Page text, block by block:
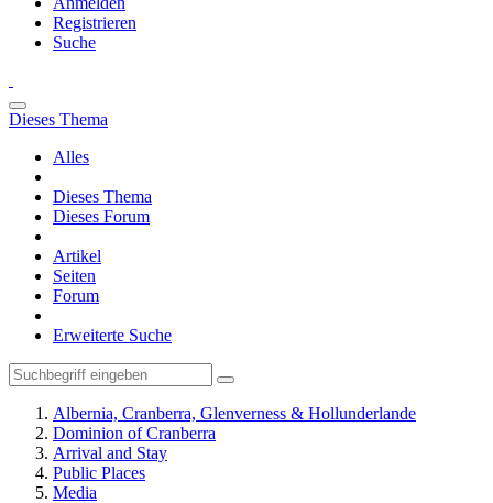
Registrieren
Suche
Dieses Thema
Alles
Dieses Thema
Dieses Forum
Artikel
Seiten
Forum
Erweiterte Suche
Albernia, Cranberra, Glenverness & Hollunderlande
Dominion of Cranberra
Arrival and Stay
Public Places
Media